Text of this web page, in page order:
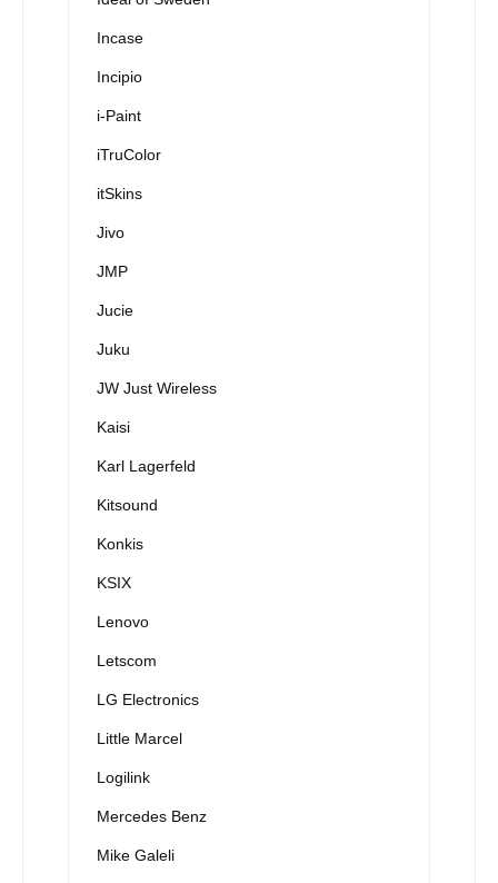
Incase
Incipio
i-Paint
iTruColor
itSkins
Jivo
JMP
Jucie
Juku
JW Just Wireless
Kaisi
Karl Lagerfeld
Kitsound
Konkis
KSIX
Lenovo
Letscom
LG Electronics
Little Marcel
Logilink
Mercedes Benz
Mike Galeli